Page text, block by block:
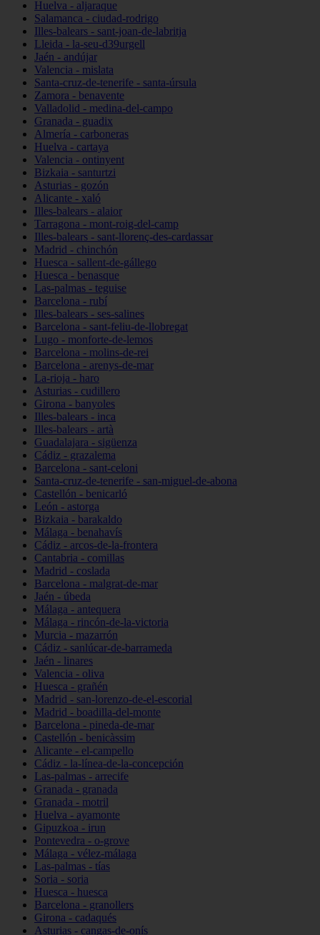
Huelva - aljaraque
Salamanca - ciudad-rodrigo
Illes-balears - sant-joan-de-labritja
Lleida - la-seu-d39urgell
Jaén - andújar
Valencia - mislata
Santa-cruz-de-tenerife - santa-úrsula
Zamora - benavente
Valladolid - medina-del-campo
Granada - guadix
Almería - carboneras
Huelva - cartaya
Valencia - ontinyent
Bizkaia - santurtzi
Asturias - gozón
Alicante - xaló
Illes-balears - alaior
Tarragona - mont-roig-del-camp
Illes-balears - sant-llorenç-des-cardassar
Madrid - chinchón
Huesca - sallent-de-gállego
Huesca - benasque
Las-palmas - teguise
Barcelona - rubí
Illes-balears - ses-salines
Barcelona - sant-feliu-de-llobregat
Lugo - monforte-de-lemos
Barcelona - molins-de-rei
Barcelona - arenys-de-mar
La-rioja - haro
Asturias - cudillero
Girona - banyoles
Illes-balears - inca
Illes-balears - artà
Guadalajara - sigüenza
Cádiz - grazalema
Barcelona - sant-celoni
Santa-cruz-de-tenerife - san-miguel-de-abona
Castellón - benicarló
León - astorga
Bizkaia - barakaldo
Málaga - benahavís
Cádiz - arcos-de-la-frontera
Cantabria - comillas
Madrid - coslada
Barcelona - malgrat-de-mar
Jaén - úbeda
Málaga - antequera
Málaga - rincón-de-la-victoria
Murcia - mazarrón
Cádiz - sanlúcar-de-barrameda
Jaén - linares
Valencia - oliva
Huesca - grañén
Madrid - san-lorenzo-de-el-escorial
Madrid - boadilla-del-monte
Barcelona - pineda-de-mar
Castellón - benicàssim
Alicante - el-campello
Cádiz - la-línea-de-la-concepción
Las-palmas - arrecife
Granada - granada
Granada - motril
Huelva - ayamonte
Gipuzkoa - irun
Pontevedra - o-grove
Málaga - vélez-málaga
Las-palmas - tías
Soria - soria
Huesca - huesca
Barcelona - granollers
Girona - cadaqués
Asturias - cangas-de-onís